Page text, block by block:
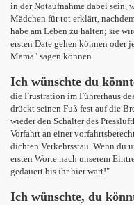
in der Notaufnahme dabei sein,
Mädchen für tot erklärt,
habe am Leben zu halten; sie
ersten Date gehen können oder
Mama" sagen können.
Ich wünschte du
die Frustration im Führerhaus
drückt seinen Fuß fest auf die
wieder den Schalter des
Vorfahrt an einer
dichten Verkehrsstau. Wenn du
ersten Worte nach unserem
gedauert bis ihr hier wart!"
Ich wünschte, du